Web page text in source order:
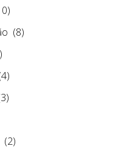
(8)
(2)